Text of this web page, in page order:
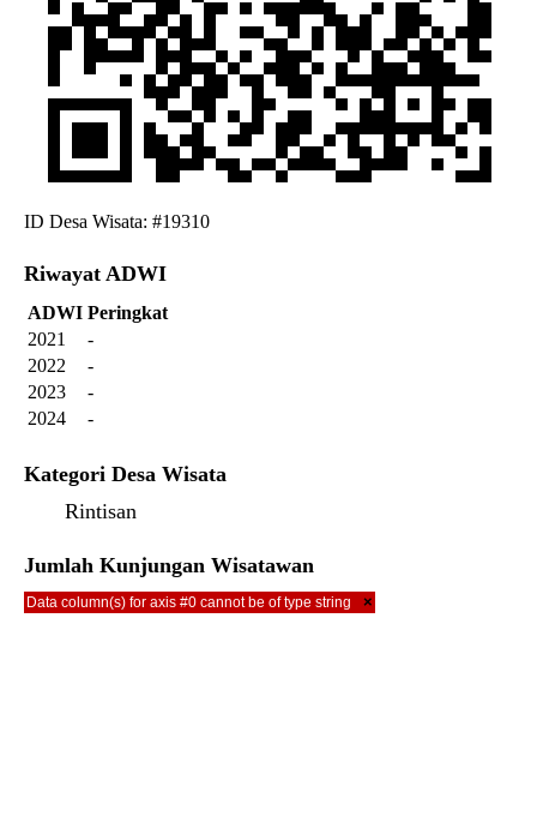
ID Desa Wisata: #19310
Riwayat ADWI
ADWI Peringkat
2021
-
2022
-
2023
-
2024
-
Kategori Desa Wisata
Rintisan
Jumlah Kunjungan Wisatawan
Data column(s) for axis #0 cannot be of type string ×